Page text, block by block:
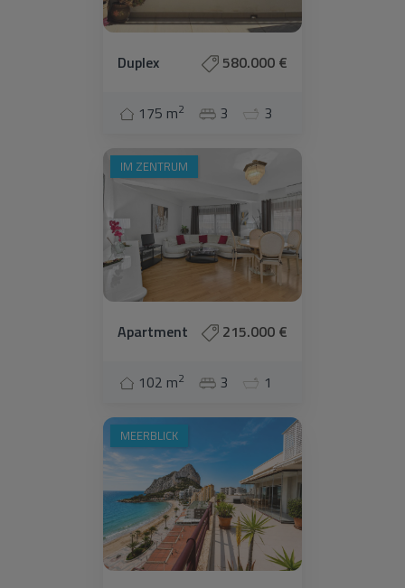
Duplex 580.000 €
175 m2 3 3
IM ZENTRUM
Apartment 215.000 €
102 m2 3 1
MEERBLICK